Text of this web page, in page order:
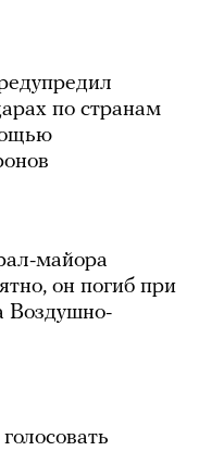
по странам
майора
он погиб при
Воздушно-